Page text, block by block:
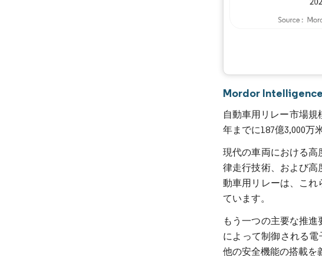
Mordor
自動車用リレー市場規
年までに187億3,000万
現代の車両における高
律走行技術、および高
動車用リレーは、これ
ています。
もう一つの主要な推
によって制御される
他の安全機能の搭載を